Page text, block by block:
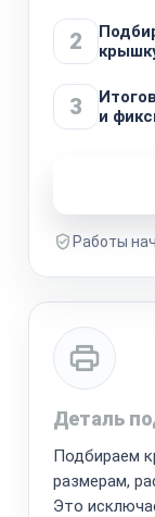
2
3
и
Работы
Деталь
Подбираем
размерам,
Это